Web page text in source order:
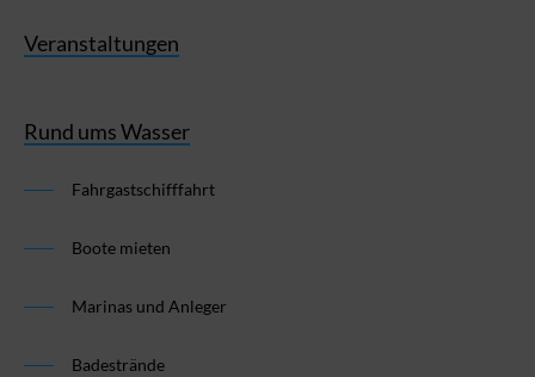
Veranstaltungen
Rund ums Wasser
Fahrgastschifffahrt
Boote mieten
Marinas und Anleger
Badestrände